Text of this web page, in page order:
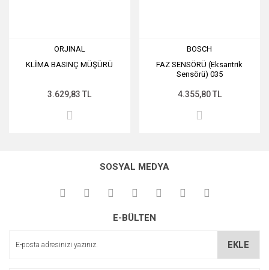
ORJINAL
KLİMA BASINÇ MÜŞÜRÜ
3.629,83 TL
BOSCH
FAZ SENSÖRÜ (Eksantrik
Sensörü) 035
4.355,80 TL
SOSYAL MEDYA
E-BÜLTEN
EKLE